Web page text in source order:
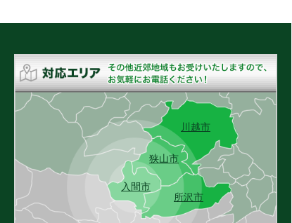
入間市
狭山市
所沢市
川越市